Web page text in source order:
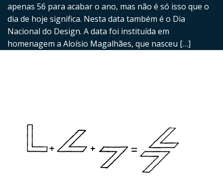
apenas 56 para acabar o ano, mas não é só isso que o
dia de hoje significa. Nesta data também é o Dia
Nacional do Design. A data foi instituída em
homenagem a Aloísio Magalhães, que nasceu […]